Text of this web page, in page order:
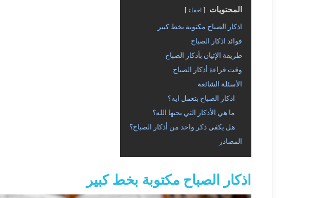
المحتويات اخفاء
اذكار الصباح مكتوبة بخط كبير
فوائد اذكار الصباح
طريقة الإتيان بأذكار الصباح
وقت قراءة أذكار الصباح
الأسئلة الشائعة
اذكار الصباح بتعمل ايه؟
ما هي الأذكار التي يحبها الله؟
هل يكفي ذكر واحد من أذكار الصباح؟
المصادر
اذكار الصباح مكتوبة بخط كبير